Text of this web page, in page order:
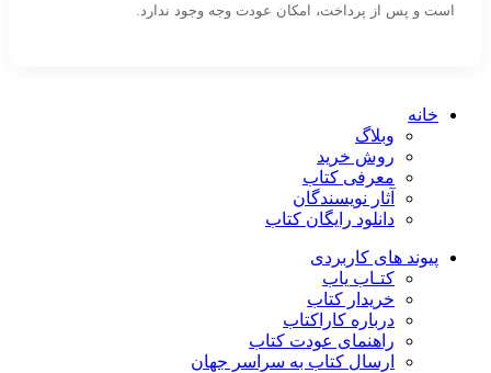
است و پس از پرداخت، امکان عودت وجه وجود ندارد.
خانه
وبلاگ
روش خرید
معرفی کتاب
آثار نویسندگان
دانلود رایگان کتاب
پیوند های کاربردی
کتـاب یاب
خریدار کتاب
درباره کاراکتاب
راهنمای عودت کتاب
ارسال کتاب به سراسر جهان